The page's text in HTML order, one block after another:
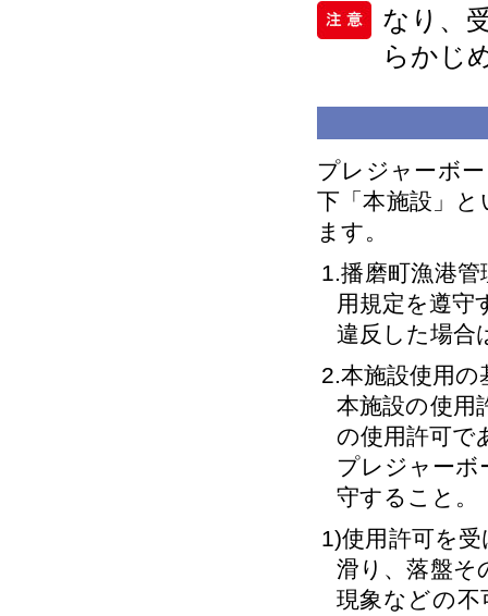
なり、
らかじ
プレジャーボ
下「本施設」
ます。
1.播磨町漁港
用規定を遵守
違反した場合
2.本施設使用の
本施設の使用
の使用許可で
プレジャーボ
守すること。
1)使用許可を
滑り、落盤そ
現象などの不